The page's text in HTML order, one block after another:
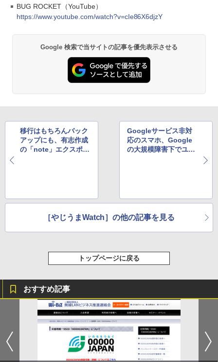
BUG ROCKET（YouTube）
https://www.youtube.com/watch?v=cIe86X6djzY
Google 検索で当サイトの記事を優先表示させる
移行はもちろんバック
アップにも、有志作成
の「note」エクスポー
Googleサービス非対
応のスマホ、Google
の大規模障害下でユー
［やじうまWatch］の他の記事を見る
トップページに戻る
おすすめ記事